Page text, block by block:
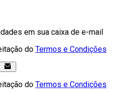
em sua caixa de e-mail
do Termos e Condições
do Termos e Condições